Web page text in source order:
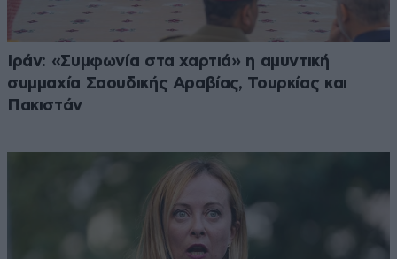
Ιράν: «Συμφωνία στα χαρτιά» η αμυντική
συμμαχία Σαουδικής Αραβίας, Τουρκίας και
Πακιστάν